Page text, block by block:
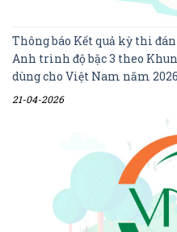
Thông báo Kết quả kỳ thi
Anh trình độ bậc 3 theo
dùng cho Việt Nam năm
21-04-2026